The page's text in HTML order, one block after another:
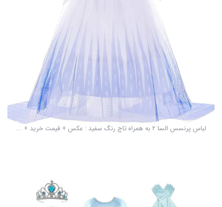
لباس پرنسس السا 2 به همراه تاج رنگ سفید : عکس + قیمت خرید + ...